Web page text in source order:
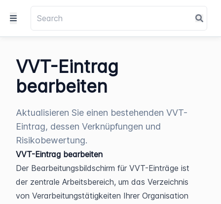
VVT-Eintrag
bearbeiten
Aktualisieren Sie einen bestehenden VVT-
Eintrag, dessen Verknüpfungen und
Risikobewertung.
VVT-Eintrag bearbeiten
Der Bearbeitungsbildschirm für VVT-Einträge ist
der zentrale Arbeitsbereich, um das Verzeichnis
von Verarbeitungstätigkeiten Ihrer Organisation